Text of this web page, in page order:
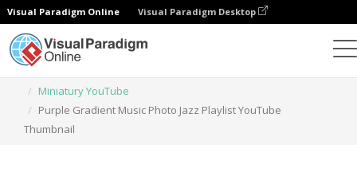
Visual Paradigm Online Visual Paradigm Desktop
Miniatury YouTube
Purple Gradient Music Photo Jazz Playlist YouTube
Thumbnail